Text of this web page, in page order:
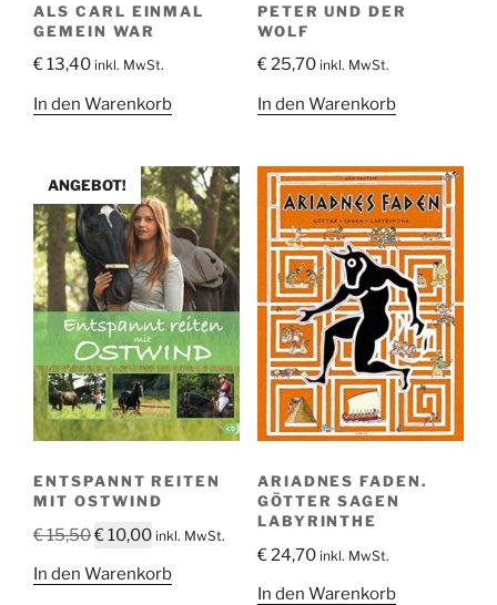
ALS CARL EINMAL
GEMEIN WAR
€13,40 inkl. MwSt.
In den Warenkorb
PETER UND DER
WOLF
€25,70 inkl. MwSt.
In den Warenkorb
ANGEBOT!
ENTSPANNT REITEN
MIT OSTWIND
€15,50Ursprünglicher
war:
€10,00Aktueller
ist:
inkl. MwSt.
In den Warenkorb
ARIADNES FADEN.
GÖTTER SAGEN
LABYRINTHE
€24,70 inkl. MwSt.
In den Warenkorb